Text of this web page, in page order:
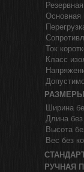
Основная
Ток
Класс
РАЗМЕРЫ
Ширина
Длина
Высота
Вес без
РУЧНАЯ